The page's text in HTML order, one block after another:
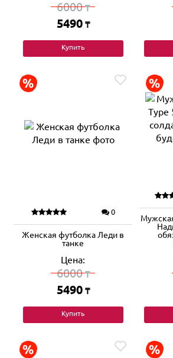
6000₸
5490 ₸
Купить
0
Женская футболка Леди в
танке
Цена:
6000₸
5490 ₸
Купить